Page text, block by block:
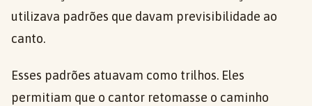
utilizava padrões que davam previsibilidade ao
canto.
Esses padrões atuavam como trilhos. Eles
permitiam que o cantor retomasse o caminho